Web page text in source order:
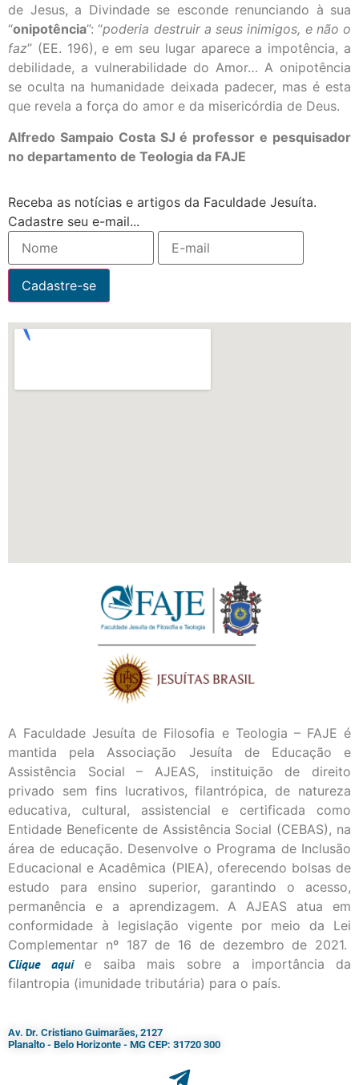
de Jesus, a Divindade se esconde renunciando à sua
“onipotência”: “poderia destruir a seus inimigos, e não o
faz” (EE. 196), e em seu lugar aparece a impotência, a
debilidade, a vulnerabilidade do Amor… A onipotência
se oculta na humanidade deixada padecer, mas é esta
que revela a força do amor e da misericórdia de Deus.
Alfredo Sampaio Costa SJ é professor e pesquisador
no departamento de Teologia da FAJE
Receba as notícias e artigos da Faculdade Jesuíta.
Cadastre seu e-mail...
A Faculdade Jesuíta de Filosofia e Teologia – FAJE é
mantida pela Associação Jesuíta de Educação e
Assistência Social – AJEAS, instituição de direito
privado sem fins lucrativos, filantrópica, de natureza
educativa, cultural, assistencial e certificada como
Entidade Beneficente de Assistência Social (CEBAS), na
área de educação. Desenvolve o Programa de Inclusão
Educacional e Acadêmica (PIEA), oferecendo bolsas de
estudo para ensino superior, garantindo o acesso,
permanência e a aprendizagem. A AJEAS atua em
conformidade à legislação vigente por meio da Lei
Complementar nº 187 de 16 de dezembro de 2021.
Cliqueaqui
e saiba mais sobre a importância da
filantropia (imunidade tributária) para o país.
Av. Dr. Cristiano Guimarães, 2127
Planalto - Belo Horizonte - MG CEP: 31720 300